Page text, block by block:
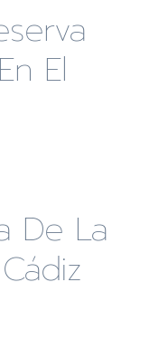
El
De La